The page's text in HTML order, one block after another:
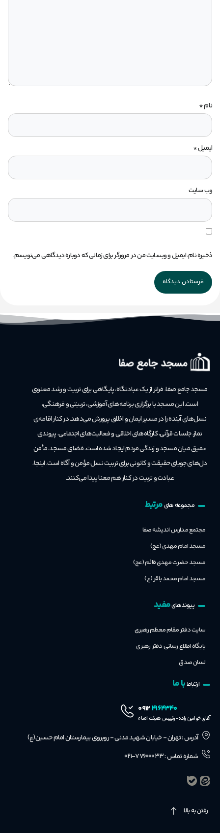
نام*
ایمیل*
وب‌ سایت
ذخیره نام، ایمیل و وبسایت من در مرورگر برای زمانی که دوباره دیدگاهی می‌نویسم.
مسجد جامع صفا، فراتر از یک عبادتگاه، پایگاهی برای تربیت و رشد معنوی
است.این مسجد با برگزاری برنامه‌های آموزشی، تربیتی و فرهنگی،
نسل‌های آینده را در مسیر ایمان و اخلاق پرورش می‌دهد. در کنار اقامه‌ی
نماز، جلسات قرآنی، کارگاه‌های اخلاقی و فعالیت‌های اجتماعی، پیوندی
عمیق میان مسجد و زندگی مردم ایجاد شده است. فضای مسجد، مأمن
دل‌های جویای حقیقت و کانونی برای تربیت نسل مؤمن و آگاه است. اینجا،
عبادت و تربیت در کنار هم معنا پیدا می‌کنند.
مجموعه هایمرتبط
مجتمع مدارس اندیشه صفا
مسجد امام مهدی (عج)
مسجد حضرت مهدی قائم (عج)
مسجد امام محمد باقر (ع)
پیوندهایمفید
سایت دفتر مقام معظم رهبری
پایگاه اطلاع رسانی دفتر رهبری
لسان صدق
ارتباطبا ما
۰۹۱۲۴۱۶۴۳۴۰
آقای خوانین زاده-رئییس هیئت امناء
آدرس : تهران - خیابان شهید مدنی - روبروی بیمارستان امام حسین(ع)
شماره تماس : ۷۷۶۰۰۰۳۳-۰۲۱
رفتن به بالا